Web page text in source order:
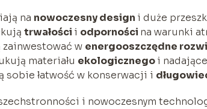
na nowoczesny design i duże
trwałości i odporności na warunki
zainwestować w energooszczędne
materiału ekologicznegoi
sobie łatwość w konserwacji i
i nowoczesnym